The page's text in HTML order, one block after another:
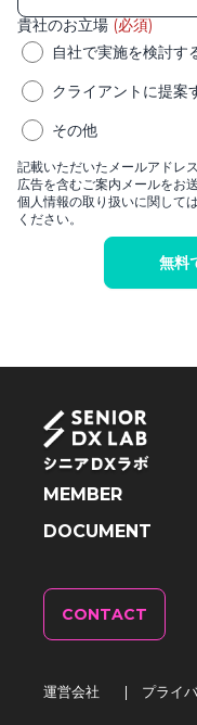
貴社のお立場 (必須)
自社で実施を検討す
クライアントに提案
その他
記載いただいたメールアドレ
広告を含むご案内メールをお
個人情報の取り扱いに関して
ください。
無料
MEMBER
DOCUMENT
CONTACT
運営会社 | プライ